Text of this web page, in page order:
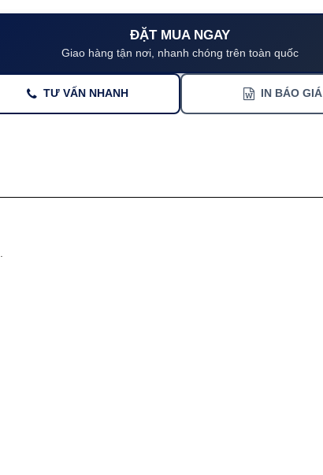
ĐẶT MUA NGAY
Giao hàng tận nơi, nhanh chóng trên toàn quốc
TƯ VẤN NHANH IN BÁO GIÁ